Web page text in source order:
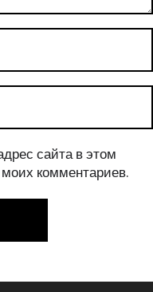
сайта в этом
комментариев.